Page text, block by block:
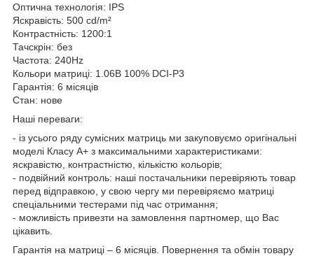
Оптична технологія: IPS
Яскравість: 500 cd/m²
Контрастність: 1200:1
Тачскрін: без
Частота: 240Hz
Кольори матриці: 1.06B 100% DCI-P3
Гарантія: 6 місяців
Стан: нове
Наші переваги:
- із усього ряду сумісних матриць ми закуповуємо оригінальні
моделі Класу А+ з максимальними характеристиками:
яскравістю, контрастністю, кількістю кольорів;
- подвійний контроль: наші постачальники перевіряють товар
перед відправкою, у свою чергу ми перевіряємо матриці
спеціальними тестерами під час отримання;
- можливість привезти на замовлення партномер, що Вас
цікавить.
Гарантія на матриці – 6 місяців. Повернення та обмін товару